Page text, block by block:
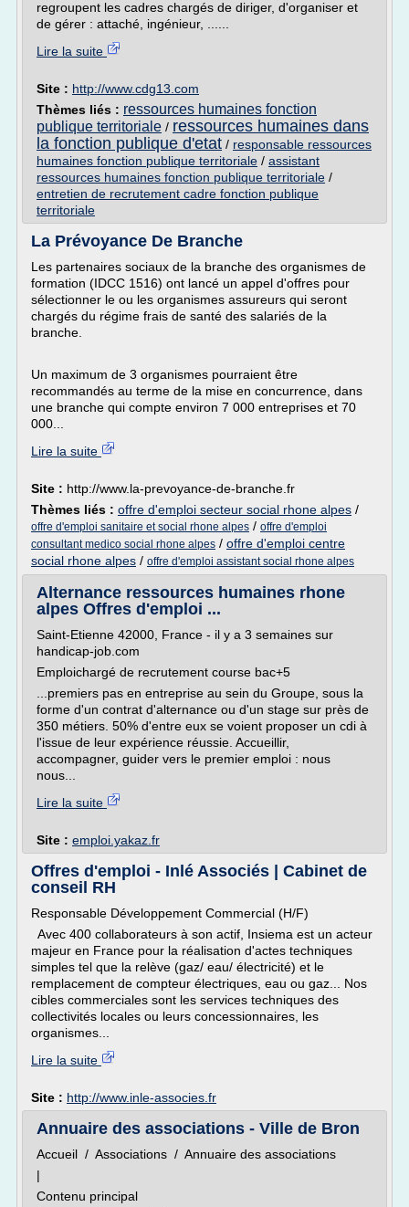
regroupent les cadres chargés de diriger, d'organiser et
de gérer : attaché, ingénieur, ......
Lire la suite
Site : http://www.cdg13.com
Thèmes liés : ressources humaines fonction
publique territoriale / ressources humaines dans
la fonction publique d'etat / responsable ressources
humaines fonction publique territoriale / assistant
ressources humaines fonction publique territoriale /
entretien de recrutement cadre fonction publique
territoriale
La Prévoyance De Branche
Les partenaires sociaux de la branche des organismes de
formation (IDCC 1516) ont lancé un appel d'offres pour
sélectionner le ou les organismes assureurs qui seront
chargés du régime frais de santé des salariés de la
branche.
Un maximum de 3 organismes pourraient être
recommandés au terme de la mise en concurrence, dans
une branche qui compte environ 7 000 entreprises et 70
000...
Lire la suite
Site : http://www.la-prevoyance-de-branche.fr
Thèmes liés : offre d'emploi secteur social rhone alpes /
offre d'emploi sanitaire et social rhone alpes / offre d'emploi
consultant medico social rhone alpes / offre d'emploi centre
social rhone alpes / offre d'emploi assistant social rhone alpes
Alternance ressources humaines rhone
alpes Offres d'emploi ...
Saint-Etienne 42000, France - il y a 3 semaines sur
handicap-job.com
Emploichargé de recrutement course bac+5
...premiers pas en entreprise au sein du Groupe, sous la
forme d'un contrat d'alternance ou d'un stage sur près de
350 métiers. 50% d'entre eux se voient proposer un cdi à
l'issue de leur expérience réussie. Accueillir,
accompagner, guider vers le premier emploi : nous
nous...
Lire la suite
Site : emploi.yakaz.fr
Offres d'emploi - Inlé Associés | Cabinet de
conseil RH
Responsable Développement Commercial (H/F)
Avec 400 collaborateurs à son actif, Insiema est un acteur
majeur en France pour la réalisation d'actes techniques
simples tel que la relève (gaz/ eau/ électricité) et le
remplacement de compteur électriques, eau ou gaz... Nos
cibles commerciales sont les services techniques des
collectivités locales ou leurs concessionnaires, les
organismes...
Lire la suite
Site : http://www.inle-associes.fr
Annuaire des associations - Ville de Bron
Accueil / Associations / Annuaire des associations
|
Contenu principal